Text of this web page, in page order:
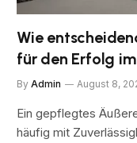
Wie
für den Erfolg
By Admin August 8,
Ein gepflegtes
häufig mit